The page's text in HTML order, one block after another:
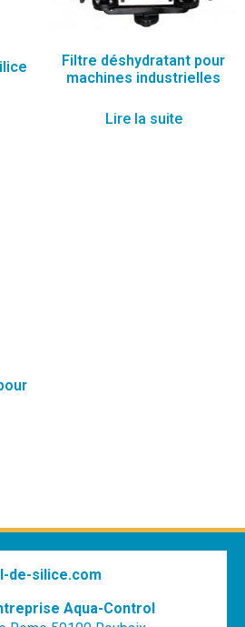
Filtre déshydratant pour
machines industrielles
Lire la suite
de-silice.com
Aqua-Control